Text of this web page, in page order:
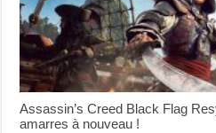
Assassin’s Creed Black Flag
amarres à nouveau !